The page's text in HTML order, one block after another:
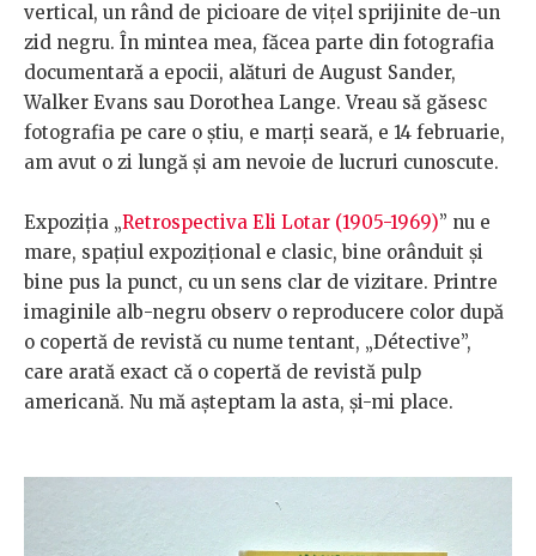
vertical, un rând de picioare de viţel sprijinite de-un
zid negru. În mintea mea, făcea parte din fotografia
documentară a epocii, alături de August Sander,
Walker Evans sau Dorothea Lange. Vreau să găsesc
fotografia pe care o ştiu, e marţi seară, e 14 februarie,
am avut o zi lungă şi am nevoie de lucruri cunoscute.
Expoziţia „Retrospectiva Eli Lotar (1905-1969)” nu e
mare, spaţiul expoziţional e clasic, bine orânduit şi
bine pus la punct, cu un sens clar de vizitare. Printre
imaginile alb-negru observ o reproducere color după
o copertă de revistă cu nume tentant, „Détective”,
care arată exact că o copertă de revistă pulp
americană. Nu mă aşteptam la asta, şi-mi place.